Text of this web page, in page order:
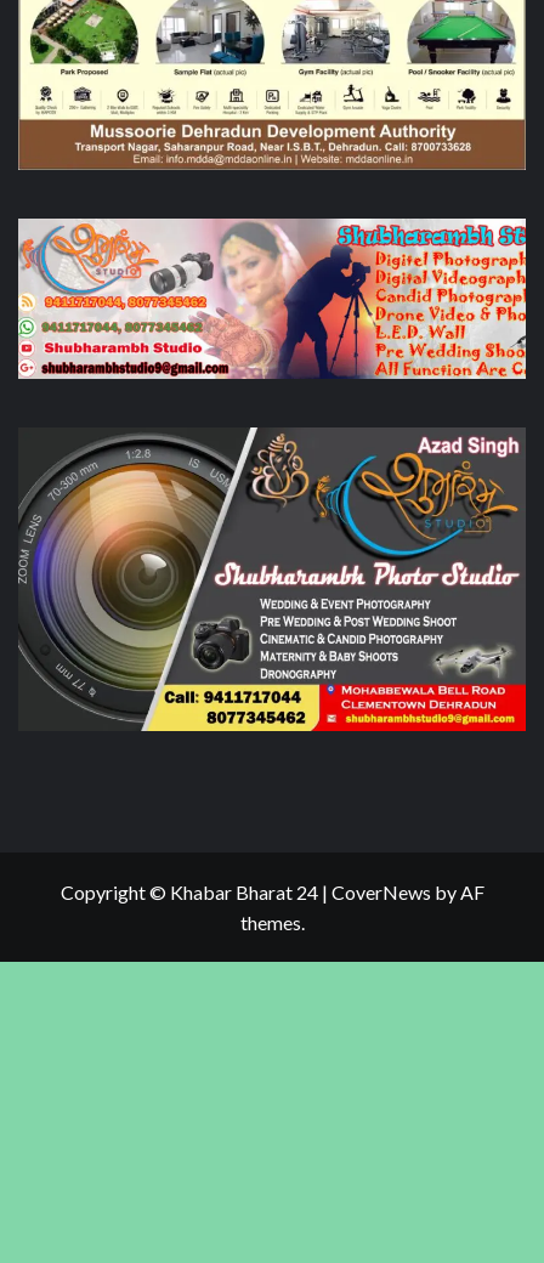
Copyright © Khabar Bharat 24 | CoverNews by AF
themes.